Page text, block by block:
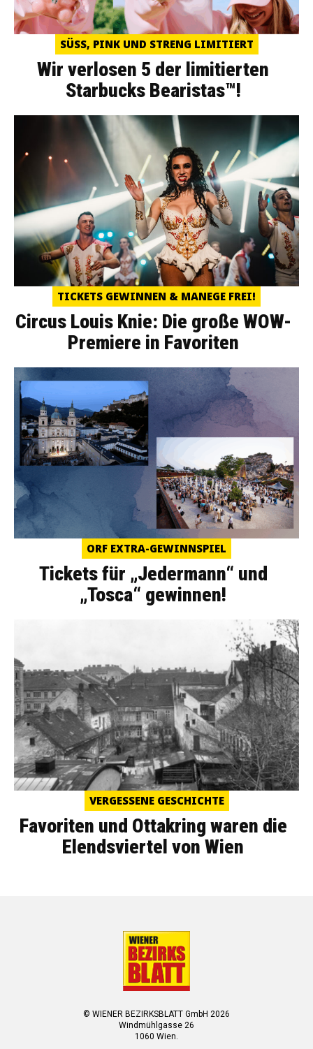
SÜSS, PINK UND STRENG LIMITIERT
Wir verlosen 5 der limitierten
Starbucks Bearistas™!
TICKETS GEWINNEN & MANEGE FREI!
Circus Louis Knie: Die große WOW-
Premiere in Favoriten
ORF EXTRA-GEWINNSPIEL
Tickets für „Jedermann“ und
„Tosca“ gewinnen!
VERGESSENE GESCHICHTE
Favoriten und Ottakring waren die
Elendsviertel von Wien
© WIENER BEZIRKSBLATT GmbH 2026
Windmühlgasse 26
1060 Wien.